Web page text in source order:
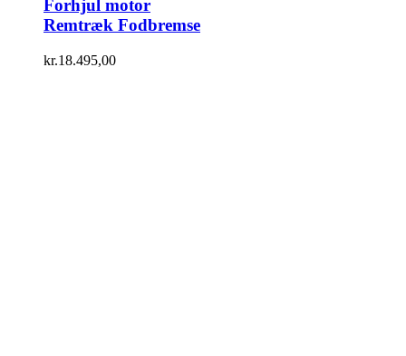
Forhjul motor
Remtræk Fodbremse
kr.18.495,00